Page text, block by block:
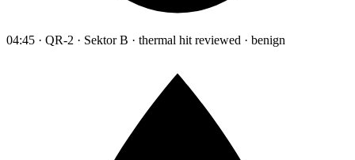
04:45 · QR-2 · Sektor B · thermal hit reviewed · benign